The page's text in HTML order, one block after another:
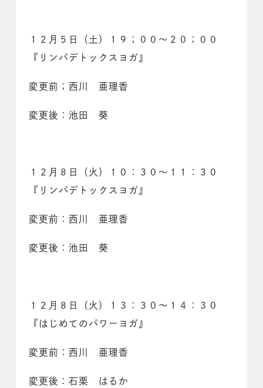
１２月５日（土）１９；００～２０；００
『リンパデトックスヨガ』
変更前；西川 亜理香
変更後：池田 葵
１２月８日（火）１０：３０～１１：３０
『リンパデトックスヨガ』
変更前：西川 亜理香
変更後：池田 葵
１２月８日（火）１３：３０～１４：３０
『はじめてのパワーヨガ』
変更前：西川 亜理香
変更後：石栗 はるか